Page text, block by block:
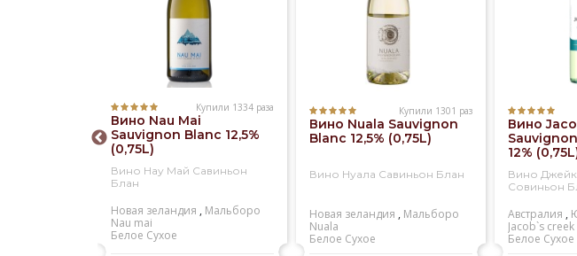
Купили 1334 раза
Вино Nau Mai
Sauvignon Blanc 12,5%
(0,75L)
Вино Нау Май Савиньон
Блан
Новая зеландия , Мальборо
Nau mai
Белое Сухое
Купили 1301 раз
Вино Nuala Sauvignon
Blanc 12,5% (0,75L)
Вино Нуала Савиньон Блан
Новая зеландия , Мальборо
Nuala
Белое Сухое
Вино
12%
Вино
Совиньон
Австралия ,
Jacob`s creek
Белое Сухое